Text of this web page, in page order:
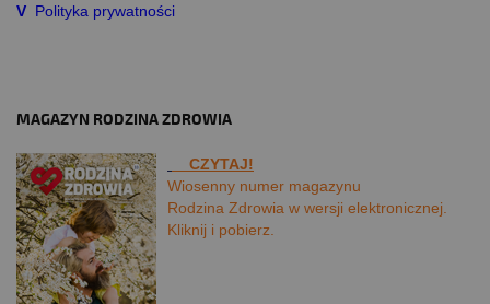
V Polityka prywatności
MAGAZYN RODZINA ZDROWIA
CZYTAJ!
Wiosenny numer magazynu
Rodzina Zdrowia w wersji elektronicznej.
Kliknij i pobierz.